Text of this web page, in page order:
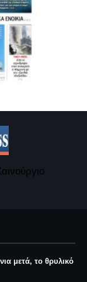
μετά, το θρυλικό